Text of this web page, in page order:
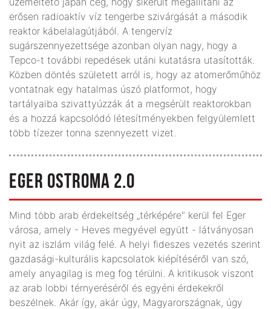
erősen radioaktív víz tengerbe szivárgását a második
reaktor kábelalagútjából. A tengervíz
sugárszennyezettsége azonban olyan nagy, hogy a
Tepco-t további repedések utáni kutatásra utasították.
Közben döntés született arról is, hogy az atomerőműhöz
vontatnak egy hatalmas úszó platformot, hogy
tartályaiba szivattyúzzák át a megsérült reaktorokban
és a hozzá kapcsolódó létesítményekben felgyülemlett
több tízezer tonna szennyezett vizet.
EGER OSTROMA 2.0
Mind több arab érdekeltség „térképére" kerül fel Eger
városa, amely - Heves megyével együtt - látványosan
nyit az iszlám világ felé. A helyi fideszes vezetés szerint
gazdasági-kulturális kapcsolatok kiépítéséről van szó,
amely anyagilag is meg fog térülni. A kritikusok viszont
az arab lobbi térnyeréséről és egyéni érdekekről
beszélnek. Akár így, akár úgy, Magyarországnak, úgy